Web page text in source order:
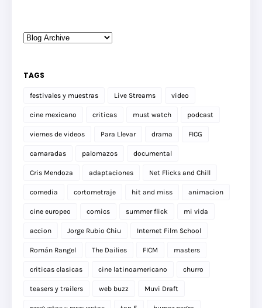
TAGS
festivales y muestras Live Streams video
cine mexicano criticas must watch podcast
viernes de videos Para Llevar drama FICG
camaradas palomazos documental
Cris Mendoza adaptaciones Net Flicks and Chill
comedia cortometraje hit and miss animacion
cine europeo comics summer flick mi vida
accion Jorge Rubio Chiu Internet Film School
Román Rangel The Dailies FICM masters
criticas clasicas cine latinoamericano churro
teasers y trailers web buzz Muvi Draft